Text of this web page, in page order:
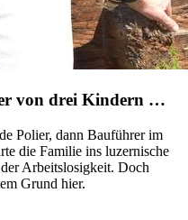
von drei Kindern …
Polier, dann Bauführer im
die Familie ins luzernische
Arbeitslosigkeit. Doch
Grund hier.